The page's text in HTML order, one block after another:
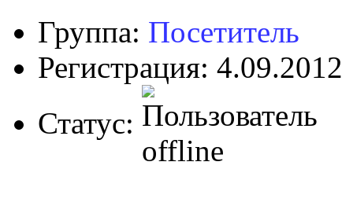
Группа: Посетитель
Регистрация: 4.09.2012
Статус: